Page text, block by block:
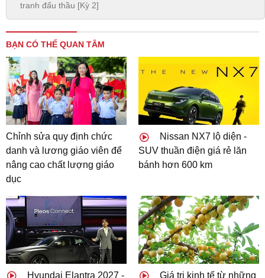
tranh đấu thầu [Kỳ 2]
BẠN CÓ THỂ QUAN TÂM
Chỉnh sửa quy định chức
danh và lương giáo viên để
nâng cao chất lượng giáo
dục
Nissan NX7 lộ diện -
SUV thuần điện giá rẻ lăn
bánh hơn 600 km
Hyundai Elantra 2027 - Giá trị kinh tế từ những